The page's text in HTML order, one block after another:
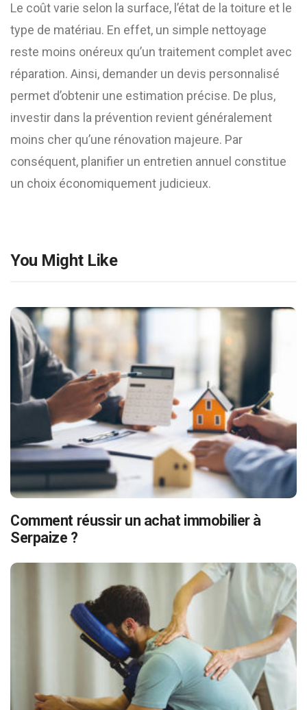
Le coût varie selon la surface, l’état de la toiture et le
type de matériau. En effet, un simple nettoyage
reste moins onéreux qu’un traitement complet avec
réparation. Ainsi, demander un devis personnalisé
permet d’obtenir une estimation précise. De plus,
investir dans la prévention revient généralement
moins cher qu’une rénovation majeure. Par
conséquent, planifier un entretien annuel constitue
un choix économiquement judicieux.
You Might Like
Comment réussir un achat immobilier à
Serpaize ?